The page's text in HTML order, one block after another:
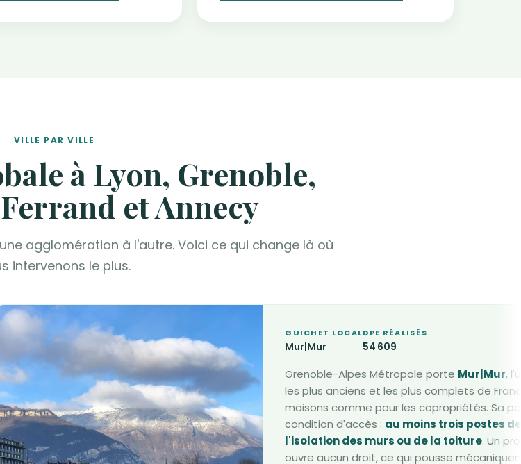
VILLE PAR VILLE
à Lyon, Grenoble,
et Annecy
agglomération à l'autre. Voici ce qui change là où
intervenons le plus.
GUICHET LOCAL
Mur|Mur
DPE RÉALISÉS
54 609
Grenoble-Alpes Métropole porte Mur|Mur,
les plus anciens et les plus complets de
maisons comme pour les copropriétés. Sa
condition d'accès : au moins trois postes
l'isolation des murs ou de la toiture. Un
ouvre aucun droit, ce qui pousse